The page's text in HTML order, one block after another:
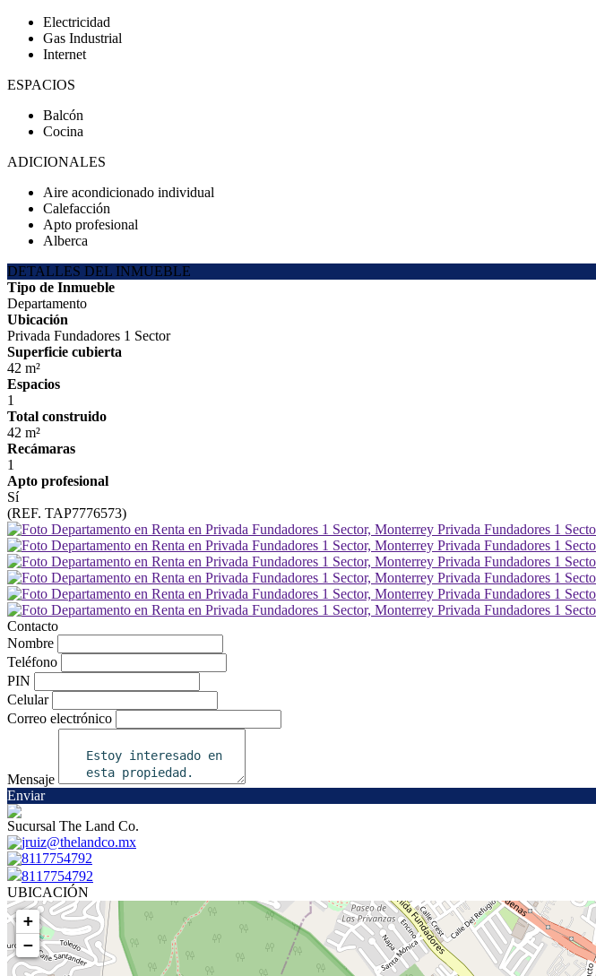
Electricidad
Gas Industrial
Internet
ESPACIOS
Balcón
Cocina
ADICIONALES
Aire acondicionado individual
Calefacción
Apto profesional
Alberca
DETALLES DEL INMUEBLE
Tipo de Inmueble
Departamento
Ubicación
Privada Fundadores 1 Sector
Superficie cubierta
42 m²
Espacios
1
Total construido
42 m²
Recámaras
1
Apto profesional
Sí
(REF. TAP7776573)
Contacto
Nombre
Teléfono
PIN
Celular
Correo electrónico
Mensaje
Enviar
Sucursal The Land Co.
jruiz@thelandco.mx
8117754792
8117754792
UBICACIÓN
+
−